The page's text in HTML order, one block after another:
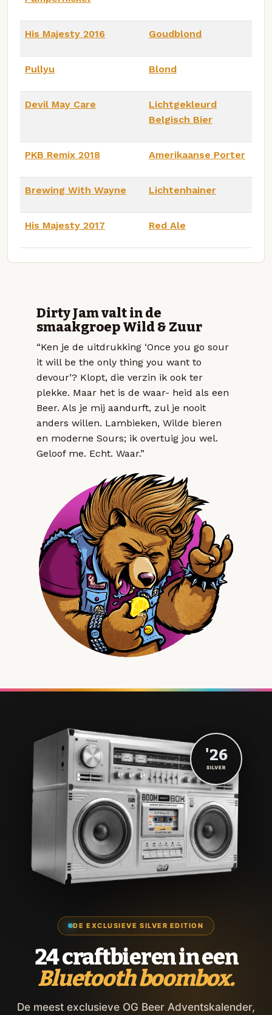
His Majesty 2016 Goudblond
Pullyu Blond
Devil May Care
Lichtgekleurd
Belgisch Bier
PKB Remix 2018 Amerikaanse Porter
Brewing With Wayne Lichtenhainer
His Majesty 2017 Red Ale
Dirty Jam valt in de
smaakgroep Wild & Zuur
“Ken je de uitdrukking ‘Once you go sour
it will be the only thing you want to
devour’? Klopt, die verzin ik ook ter
plekke. Maar het is de waar- heid als een
Beer. Als je mij aandurft, zul je nooit
anders willen. Lambieken, Wilde bieren
en moderne Sours; ik overtuig jou wel.
Geloof me. Echt. Waar.”
DE EXCLUSIEVE SILVER EDITION
24 craftbieren in een
Bluetooth boombox.
De meest exclusieve OG Beer Adventskalender,
'26
SILVER